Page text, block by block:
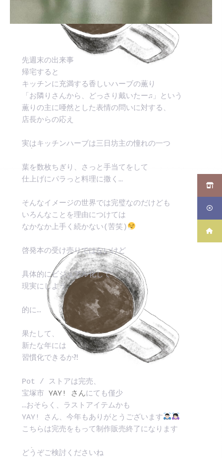
先週末の出来事
帰宅すると
キッチンに充満する香しいハーブの薫り
「お隣りさんから、どっさり戴いたー♫」という
薫りの主に唖然とした表情の問いに対する、
店長からの応え
実はキッチンハーブは三日坊主の憧れの一つ
葉を数枚ちぎり、さっと手当てをして
仕上げにパラっと料理に撒く…
そんなイメージの世界では完璧なのだけども
いろんなことを理由につけては
なかなか上手く続かない(苦笑)
啓発本の受け売りではないけど
具体的にビジュアル化して
現実にしよう
的に…
果たして、
新たな年には
習慣化できるか⁈
Pot / ストアは完売、
宝塚市 YAY! さんにても僅少
…おそらく、ラストアイテムかも
YAY! さん、今年もありがとうございます
こちらは完売をもって制作販売終了になります
どうぞご検討くださいね